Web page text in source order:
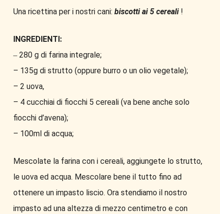
Una ricettina per i nostri cani: biscotti ai 5 cereali!
INGREDIENTI:
– 280 g di farina integrale;
– 135g di strutto (oppure burro o un olio vegetale);
– 2 uova,
– 4 cucchiai di fiocchi 5 cereali (va bene anche solo
fiocchi d’avena);
– 100ml di acqua;
Mescolate la farina con i cereali, aggiungete lo strutto,
le uova ed acqua. Mescolare bene il tutto fino ad
ottenere un impasto liscio. Ora stendiamo il nostro
impasto ad una altezza di mezzo centimetro e con